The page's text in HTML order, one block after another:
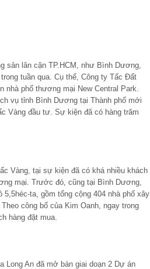
sản lân cận TP.HCM, như Bình Dương,
tuần qua. Cụ thể, Công ty Tấc Đất
phố thương mại New Central Park.
vụ tỉnh Bình Dương tại Thành phố mới
Vàng đầu tư. Sự kiện đã có hàng trăm
Vàng, tại sự kiện đã có khá nhiều khách
mại. Trước đó, cũng tại Bình Dương,
ta, gồm tổng cộng 404 nhà phố xây
công bố của Kim Oanh, ngay trong
hàng đặt mua.
An đã mở bán giai doạn 2 Dự án